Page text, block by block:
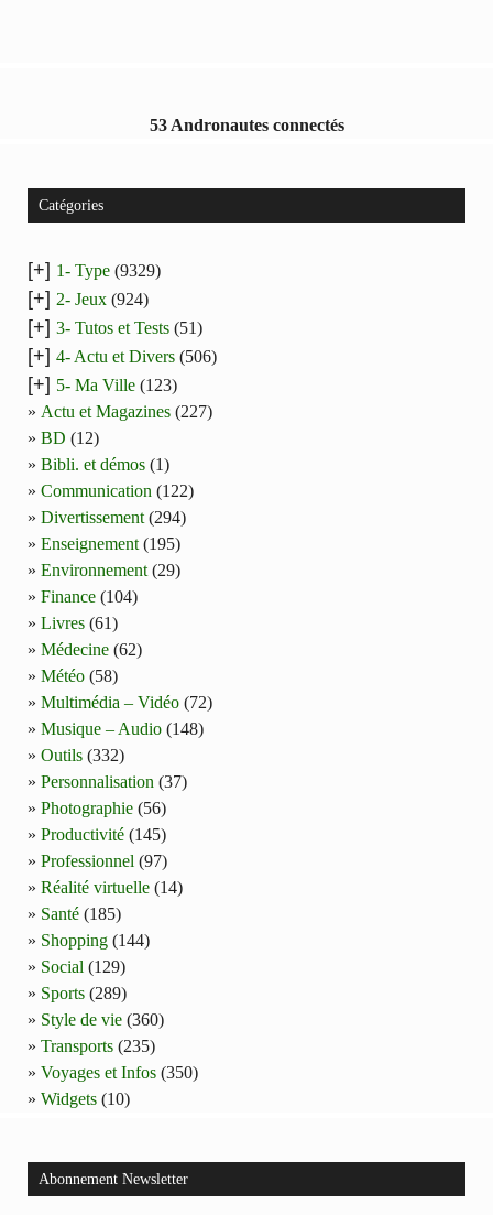
53 Andronautes connectés
Catégories
[+] 1- Type (9329)
[+] 2- Jeux (924)
[+] 3- Tutos et Tests (51)
[+] 4- Actu et Divers (506)
[+] 5- Ma Ville (123)
Actu et Magazines (227)
BD (12)
Bibli. et démos (1)
Communication (122)
Divertissement (294)
Enseignement (195)
Environnement (29)
Finance (104)
Livres (61)
Médecine (62)
Météo (58)
Multimédia – Vidéo (72)
Musique – Audio (148)
Outils (332)
Personnalisation (37)
Photographie (56)
Productivité (145)
Professionnel (97)
Réalité virtuelle (14)
Santé (185)
Shopping (144)
Social (129)
Sports (289)
Style de vie (360)
Transports (235)
Voyages et Infos (350)
Widgets (10)
Abonnement Newsletter